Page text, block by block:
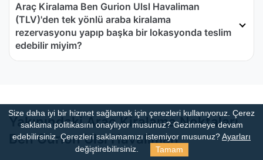
Araç Kiralama Ben Gurion Ulsl Havaliman
(TLV)'den tek yönlü araba kiralama
rezervasyonu yapıp başka bir lokasyonda teslim
edebilir miyim?
Yakınındaki Araç Kiralama Noktaları
Ben Gurion Ulsl Havaliman
Size daha iyi bir hizmet sağlamak için çerezleri kullanıyoruz. Çerez
saklama politikasını onaylıyor musunuz? Gezinmeye devam
edebilirsiniz. Çerezleri saklamamızı istemiyor musunuz? Ayarları
değiştirebilirsiniz.
Tamam